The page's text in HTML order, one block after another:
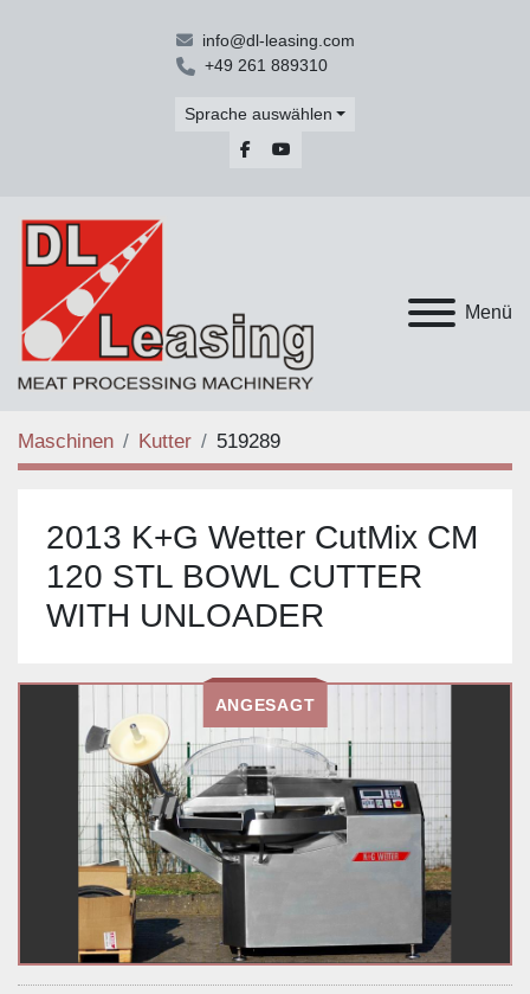
info@dl-leasing.com
+49 261 889310
Sprache auswählen
facebookyoutube
Menü
Maschinen Kutter 519289
2013 K+G Wetter CutMix CM
120 STL BOWL CUTTER
WITH UNLOADER
ANGESAGT